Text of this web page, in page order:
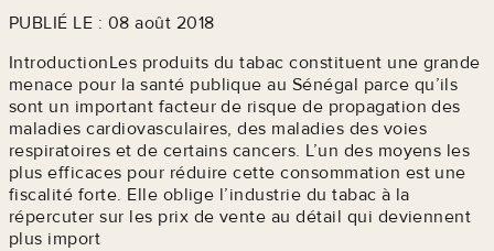
PUBLIÉ LE : 08 août 2018
IntroductionLes produits du tabac constituent une grande
menace pour la santé publique au Sénégal parce qu’ils
sont un important facteur de risque de propagation des
maladies cardiovasculaires, des maladies des voies
respiratoires et de certains cancers. L’un des moyens les
plus efficaces pour réduire cette consommation est une
fiscalité forte. Elle oblige l’industrie du tabac à la
répercuter sur les prix de vente au détail qui deviennent
plus import